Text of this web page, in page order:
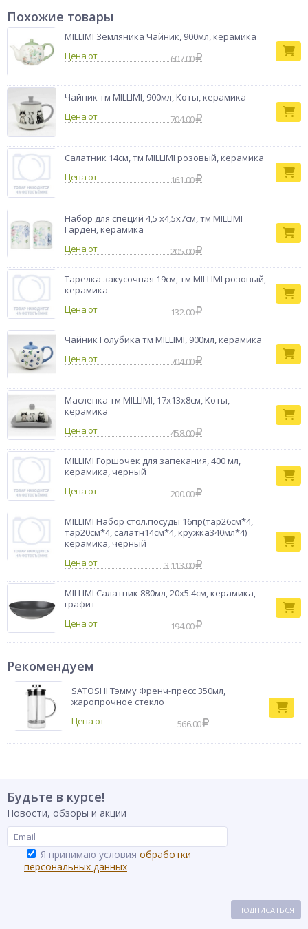
оставаться свежими и рассыпчатыми. Размер одной баночки
– 4,5х6,5 см. Набор MILLIMI «Котейка» с изображением милых
котят поднимет настроение и добавит уюта вашему дому!
Бренд MILLIMI
Похожие товары
MILLIMI Земляника Чайник, 900мл, керамика
Цена от
607.00
Чайник тм MILLIMI, 900мл, Коты, керамика
Цена от
704.00
Салатник 14см, тм MILLIMI розовый, керамика
Цена от
161.00
Набор для специй 4,5 х4,5х7см, тм MILLIMI
Гарден, керамика
Цена от
205.00
Тарелка закусочная 19см, тм MILLIMI розовый,
керамика
Цена от
132.00
Чайник Голубика тм MILLIMI, 900мл, керамика
Цена от
704.00
Масленка тм MILLIMI, 17х13х8см, Коты,
керамика
Цена от
458.00
MILLIMI Горшочек для запекания, 400 мл,
керамика, черный
Цена от
200.00
MILLIMI Набор стол.посуды 16пр(тар26см*4,
тар20см*4, салатн14см*4, кружка340мл*4)
керамика, черный
Цена от
3 113.00
MILLIMI Салатник 880мл, 20х5.4см, керамика,
графит
Цена от
194.00
Рекомендуем
SATOSHI Тэмму Френч-пресс 350мл,
жаропрочное стекло
566.00
Будьте в курсе!
Новости, обзоры и акции
Я принимаю условия обработки
персональных данных
ПОДПИСАТЬСЯ